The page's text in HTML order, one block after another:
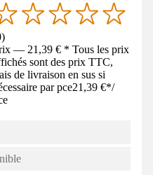
)
— 21,39 € * Tous les prix
sont des prix TTC,
de livraison en sus si
par pce21,39 €*/